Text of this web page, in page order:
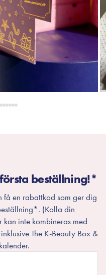
beställning!*
en rabattkod som ger dig
(Kolla din
inte kombineras med
The K-Beauty Box &